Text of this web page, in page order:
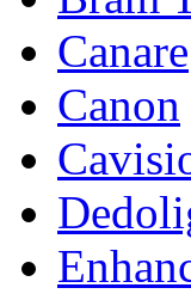
Canare
Canon